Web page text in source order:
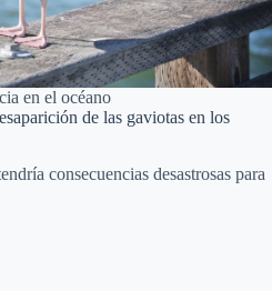
en el océano
de las gaviotas en los
consecuencias desastrosas para